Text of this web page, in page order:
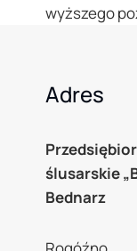
wyższego
Adres
ślusarskie
Bednarz